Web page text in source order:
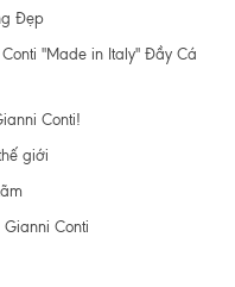
Đẹp
"Made in Italy" Đầy Cá
Conti!
giới
Conti